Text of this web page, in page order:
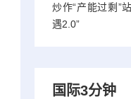
炒作“产能过剩”
遇2.0”
国际3分钟